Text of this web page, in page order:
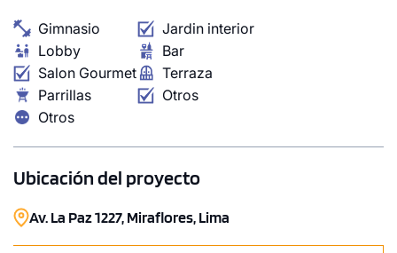
1 unidad disponible
Desde
S/ 1,039,395
Modelo D01
110.01 m²
Gimnasio
Jardin interior
Lobby
Bar
Salon Gourmet
Terraza
Parrillas
Otros
Otros
Ubicación del proyecto
Av. La Paz 1227, Miraflores, Lima